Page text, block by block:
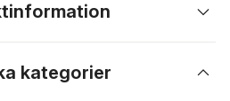
kategorier